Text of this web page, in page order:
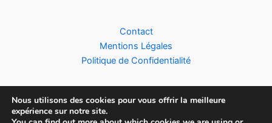
Contact
Mentions Légales
Politique de Confidentialité
Nous utilisons des cookies pour vous offrir la meilleure
expérience sur notre site.